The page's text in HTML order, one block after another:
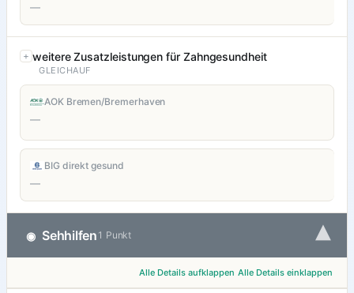
—
weitere Zusatzleistungen für Zahngesundheit
GLEICHAUF
AOK Bremen/Bremerhaven
—
BIG direkt gesund
—
◉ Sehhilfen 1 Punkt ▾
Alle Details aufklappen Alle Details einklappen